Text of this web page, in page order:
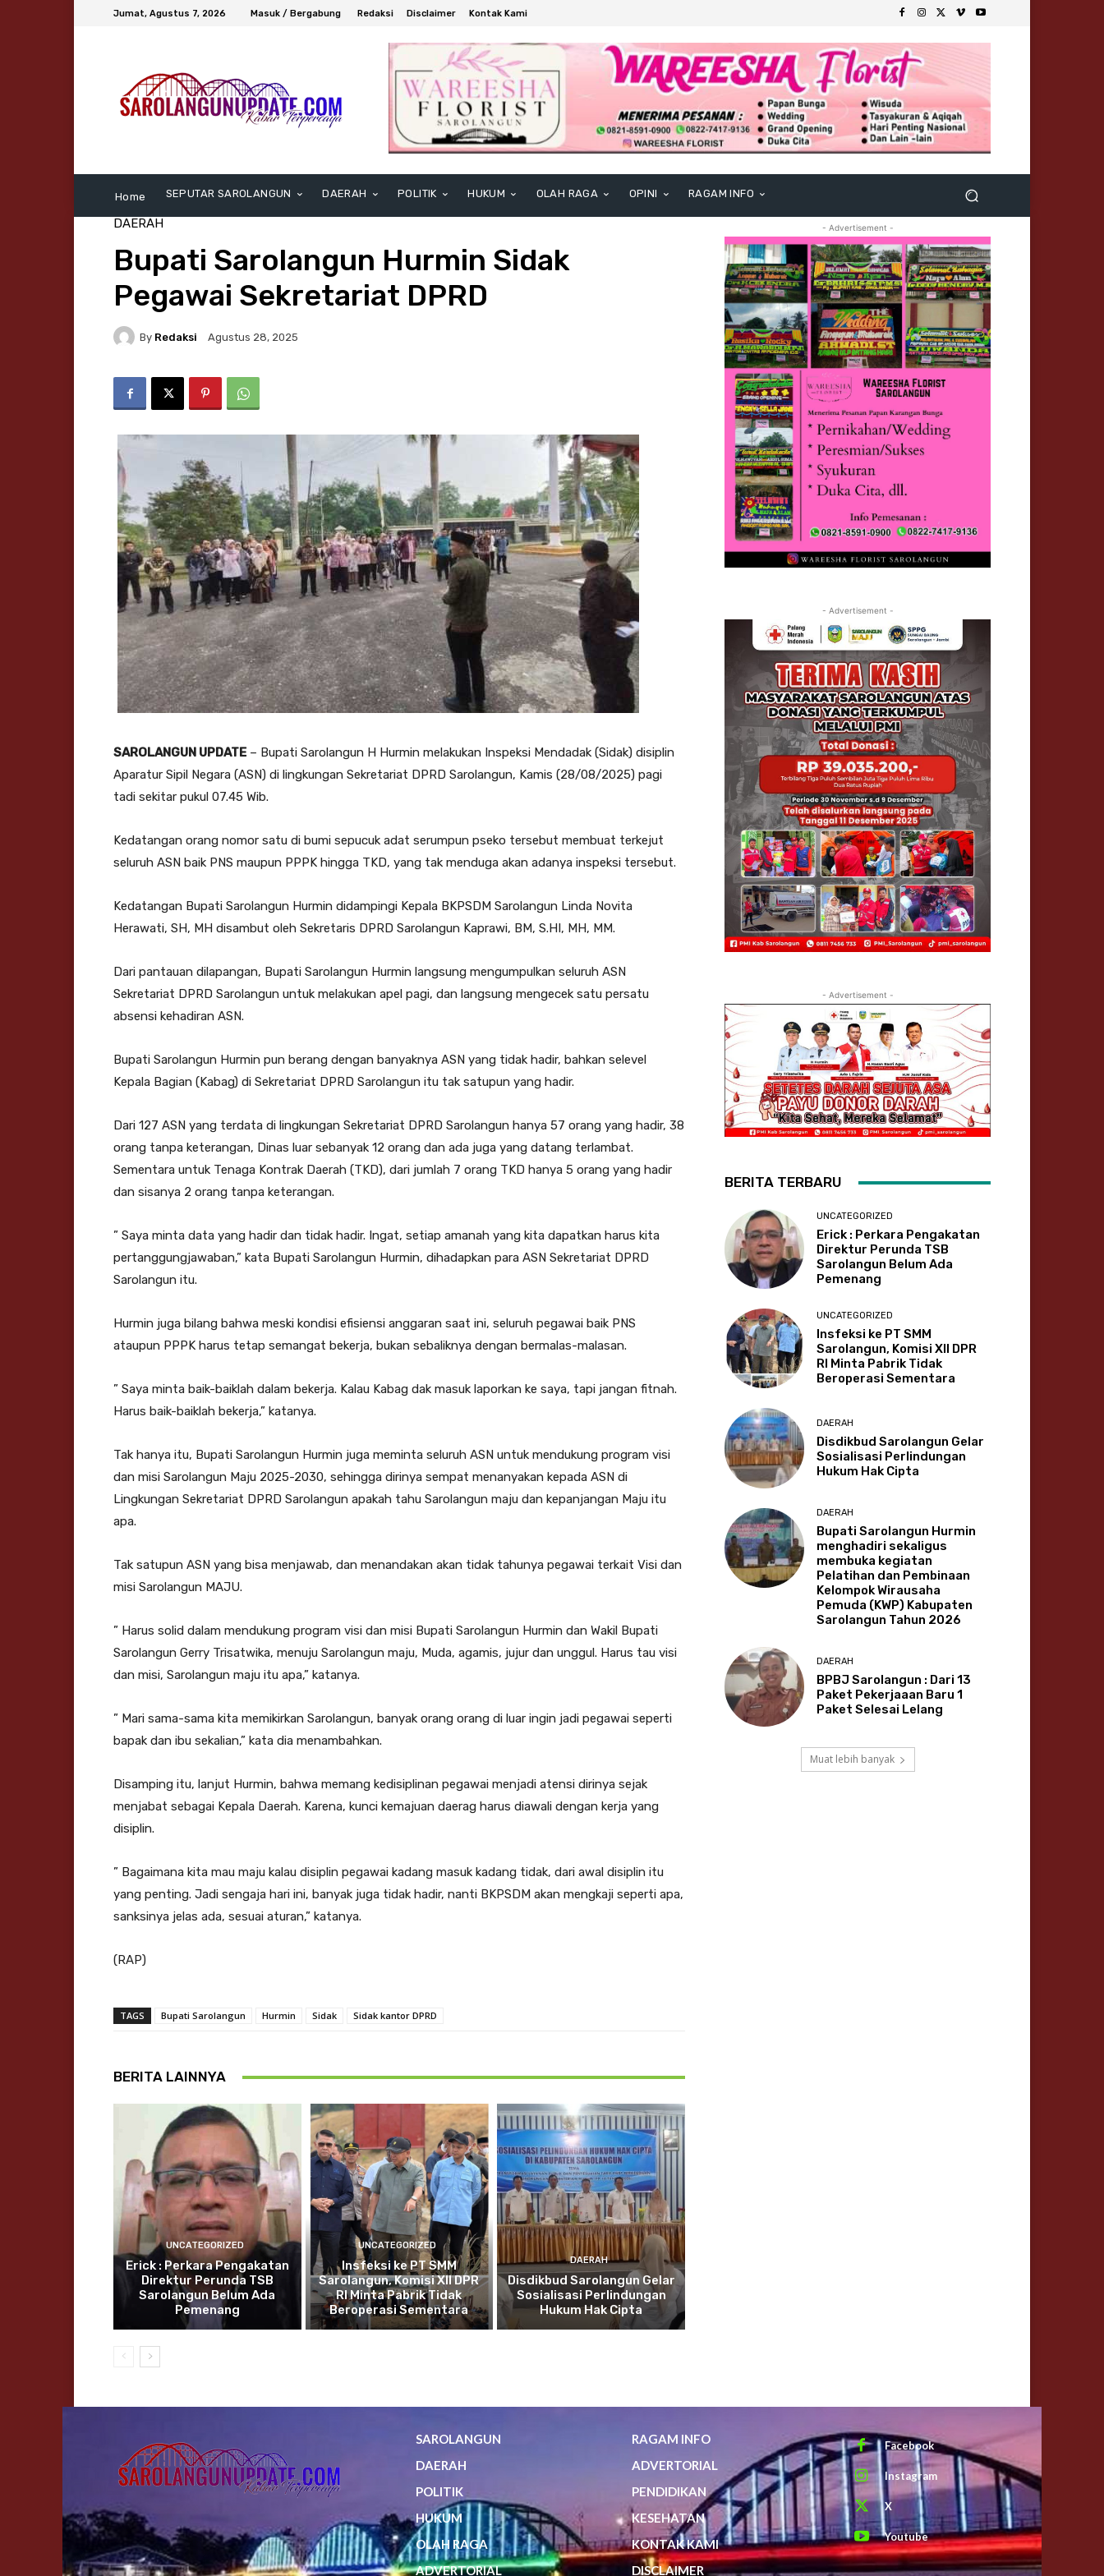
Jumat, Agustus 7, 2026 Masuk / Bergabung Redaksi Disclaimer Kontak Kami
Home SEPUTAR SAROLANGUN DAERAH POLITIK HUKUM OLAH RAGA OPINI RAGAM INFO
DAERAH
Bupati Sarolangun Hurmin Sidak
Pegawai Sekretariat DPRD
By Redaksi Agustus 28, 2025
SAROLANGUN UPDATE– Bupati Sarolangun H Hurmin melakukan Inspeksi Mendadak (Sidak) disiplin
Aparatur Sipil Negara (ASN) di lingkungan Sekretariat DPRD Sarolangun, Kamis (28/08/2025) pagi
tadi sekitar pukul 07.45 Wib.
Kedatangan orang nomor satu di bumi sepucuk adat serumpun pseko tersebut membuat terkejut
seluruh ASN baik PNS maupun PPPK hingga TKD, yang tak menduga akan adanya inspeksi tersebut.
Kedatangan Bupati Sarolangun Hurmin didampingi Kepala BKPSDM Sarolangun Linda Novita
Herawati, SH, MH disambut oleh Sekretaris DPRD Sarolangun Kaprawi, BM, S.HI, MH, MM.
Dari pantauan dilapangan, Bupati Sarolangun Hurmin langsung mengumpulkan seluruh ASN
Sekretariat DPRD Sarolangun untuk melakukan apel pagi, dan langsung mengecek satu persatu
absensi kehadiran ASN.
Bupati Sarolangun Hurmin pun berang dengan banyaknya ASN yang tidak hadir, bahkan selevel
Kepala Bagian (Kabag) di Sekretariat DPRD Sarolangun itu tak satupun yang hadir.
Dari 127 ASN yang terdata di lingkungan Sekretariat DPRD Sarolangun hanya 57 orang yang hadir, 38
orang tanpa keterangan, Dinas luar sebanyak 12 orang dan ada juga yang datang terlambat.
Sementara untuk Tenaga Kontrak Daerah (TKD), dari jumlah 7 orang TKD hanya 5 orang yang hadir
dan sisanya 2 orang tanpa keterangan.
” Saya minta data yang hadir dan tidak hadir. Ingat, setiap amanah yang kita dapatkan harus kita
pertanggungjawaban,” kata Bupati Sarolangun Hurmin, dihadapkan para ASN Sekretariat DPRD
Sarolangun itu.
Hurmin juga bilang bahwa meski kondisi efisiensi anggaran saat ini, seluruh pegawai baik PNS
ataupun PPPK harus tetap semangat bekerja, bukan sebaliknya dengan bermalas-malasan.
” Saya minta baik-baiklah dalam bekerja. Kalau Kabag dak masuk laporkan ke saya, tapi jangan fitnah.
Harus baik-baiklah bekerja,” katanya.
Tak hanya itu, Bupati Sarolangun Hurmin juga meminta seluruh ASN untuk mendukung program visi
dan misi Sarolangun Maju 2025-2030, sehingga dirinya sempat menanyakan kepada ASN di
Lingkungan Sekretariat DPRD Sarolangun apakah tahu Sarolangun maju dan kepanjangan Maju itu
apa.
Tak satupun ASN yang bisa menjawab, dan menandakan akan tidak tahunya pegawai terkait Visi dan
misi Sarolangun MAJU.
” Harus solid dalam mendukung program visi dan misi Bupati Sarolangun Hurmin dan Wakil Bupati
Sarolangun Gerry Trisatwika, menuju Sarolangun maju, Muda, agamis, jujur dan unggul. Harus tau visi
dan misi, Sarolangun maju itu apa,” katanya.
” Mari sama-sama kita memikirkan Sarolangun, banyak orang orang di luar ingin jadi pegawai seperti
bapak dan ibu sekalian,” kata dia menambahkan.
Disamping itu, lanjut Hurmin, bahwa memang kedisiplinan pegawai menjadi atensi dirinya sejak
menjabat sebagai Kepala Daerah. Karena, kunci kemajuan daerag harus diawali dengan kerja yang
disiplin.
” Bagaimana kita mau maju kalau disiplin pegawai kadang masuk kadang tidak, dari awal disiplin itu
yang penting. Jadi sengaja hari ini, banyak juga tidak hadir, nanti BKPSDM akan mengkaji seperti apa,
sanksinya jelas ada, sesuai aturan,” katanya.
(RAP)
TAGS Bupati Sarolangun Hurmin Sidak Sidak kantor DPRD
BERITA LAINNYA
UNCATEGORIZED
Erick : Perkara Pengakatan
Direktur Perunda TSB
Sarolangun Belum Ada
Pemenang
UNCATEGORIZED
Insfeksi ke PT SMM
Sarolangun, Komisi XII DPR
RI Minta Pabrik Tidak
Beroperasi Sementara
DAERAH
Disdikbud Sarolangun Gelar
Sosialisasi Perlindungan
Hukum Hak Cipta
- Advertisement -
- Advertisement -
- Advertisement -
BERITA TERBARU
UNCATEGORIZED
Erick : Perkara Pengakatan
Direktur Perunda TSB
Sarolangun Belum Ada
Pemenang
UNCATEGORIZED
Insfeksi ke PT SMM
Sarolangun, Komisi XII DPR
RI Minta Pabrik Tidak
Beroperasi Sementara
DAERAH
Disdikbud Sarolangun Gelar
Sosialisasi Perlindungan
Hukum Hak Cipta
DAERAH
Bupati Sarolangun Hurmin
menghadiri sekaligus
membuka kegiatan
Pelatihan dan Pembinaan
Kelompok Wirausaha
Pemuda (KWP) Kabupaten
Sarolangun Tahun 2026
DAERAH
BPBJ Sarolangun : Dari 13
Paket Pekerjaaan Baru 1
Paket Selesai Lelang
Muat lebih banyak
SAROLANGUN
DAERAH
POLITIK
HUKUM
OLAH RAGA
ADVERTORIAL
RAGAM INFO
ADVERTORIAL
PENDIDIKAN
KESEHATAN
KONTAK KAMI
DISCLAIMER
Facebook
Instagram
X
Youtube